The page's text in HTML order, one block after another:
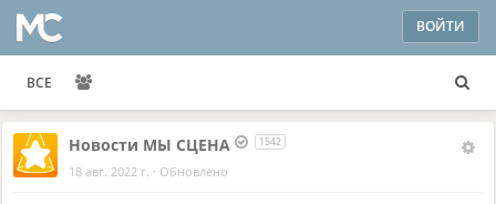
ВОЙТИ
ВСЕ
Новости МЫ СЦЕНА 1542
18 авг. 2022 г. · Обновлено